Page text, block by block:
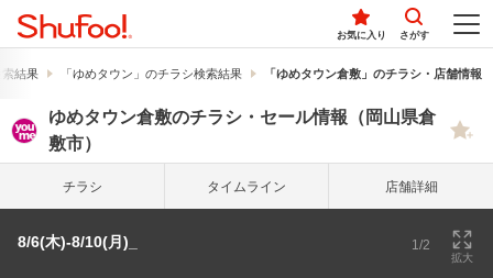
お気に入り さがす
結果 「ゆめタウン」のチラシ検索結果 「ゆめタウン倉敷」のチラシ・店舗情報
ゆめタウン倉敷のチラシ・セール情報（岡山県倉
敷市）
チラシ タイム ライン 店舗詳細
8/6(木)-8/10(月)_ 1/2
拡大